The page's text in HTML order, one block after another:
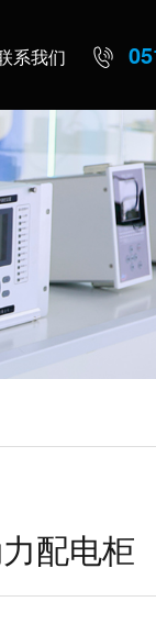
系我们
配电柜